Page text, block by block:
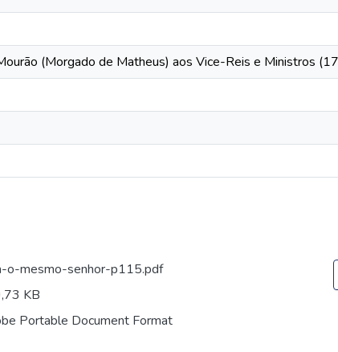
(Morgado de Matheus) aos Vice-Reis e Ministros
o-mesmo-senhor-p115.pdf
KB
Portable Document Format